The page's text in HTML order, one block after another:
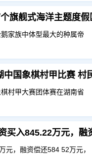
旗舰式海洋主题度
家族中体型最大的种属帝
中国象棋村甲比赛 村
村甲大赛团体赛在湖南省
买入845.22万元，融
元，融资偿还584 52万元，